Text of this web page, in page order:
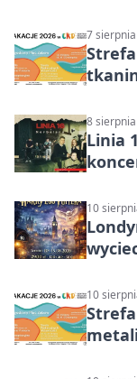
7
8
Linia
10
10